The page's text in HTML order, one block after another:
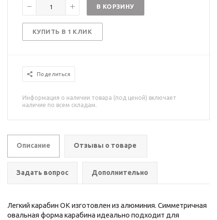
В КОРЗИНУ
КУПИТЬ В 1 КЛИК
Поделиться
Информация о наличии товара (под ценой) включает
наличие по всем складам.
Описание Отзывы о товаре
Задать вопрос Дополнительно
Легкий карабин OK изготовлен из алюминия. Симметричная
овальная форма карабина идеально подходит для